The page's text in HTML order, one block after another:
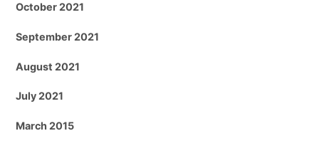
October 2021
September 2021
August 2021
July 2021
March 2015